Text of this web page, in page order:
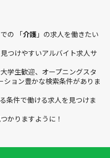
での 「介護 」の求人を働きたい
つけやすいアルバイト求人サ
学生歓迎、オープニングスタ
ション豊かな検索条件がありま
条件で働ける求人を見つけま
かりますように！